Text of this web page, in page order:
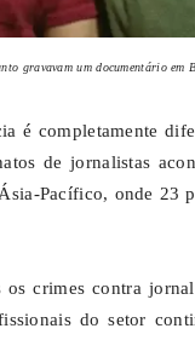
gravavam um documentário em
é completamente
de jornalistas
Pacífico, onde 23
crimes contra
do setor